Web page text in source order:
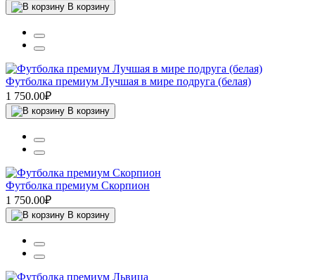
В корзину
Футболка премиум Лучшая в мире подруга (белая)
1 750.00₽
В корзину
Футболка премиум Скорпион
1 750.00₽
В корзину